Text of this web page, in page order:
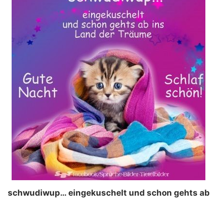
schwudiwup… eingekuschelt und schon gehts ab